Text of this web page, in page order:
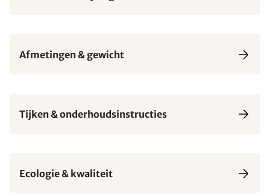
Afmetingen & gewicht
Tijken & onderhoudsinstructies
Ecologie & kwaliteit